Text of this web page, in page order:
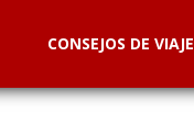
CONSEJOS DE VIAJE